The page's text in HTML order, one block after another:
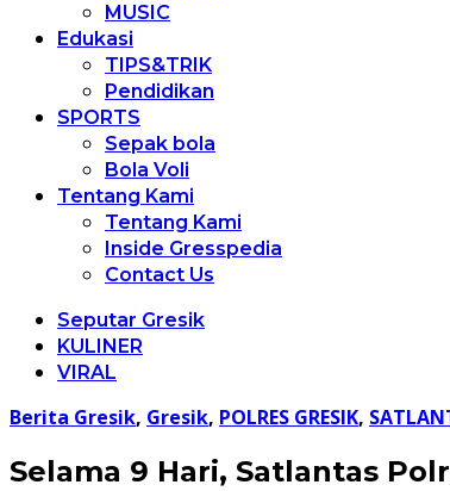
MUSIC
Edukasi
TIPS&TRIK
Pendidikan
SPORTS
Sepak bola
Bola Voli
Tentang Kami
Tentang Kami
Inside Gresspedia
Contact Us
Seputar Gresik
KULINER
VIRAL
Berita Gresik, Gresik, POLRES GRESIK,
Selama 9 Hari, Satlantas